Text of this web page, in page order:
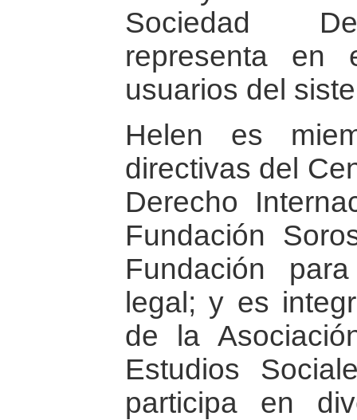
Sociedad
representa en
usuarios del
Helen es
directivas del
Derecho
Fundación
Fundación
legal; y es
de la
Estudios
participa en